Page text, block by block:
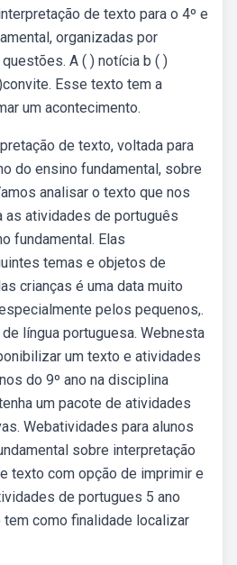
de texto para o 4º e
organizadas por
A ( ) notícia b ( )
Esse texto tem a
um acontecimento.
de texto, voltada para
do ensino fundamental, sobre
analisar o texto que nos
as atividades de português
fundamental. Elas
temas e objetos de
crianças é uma data muito
pelos pequenos,.
língua portuguesa. Webnesta
um texto e atividades
do 9º ano na disciplina
um pacote de atividades
Webatividades para alunos
sobre interpretação
texto com opção de imprimir e
de portugues 5 ano
como finalidade localizar